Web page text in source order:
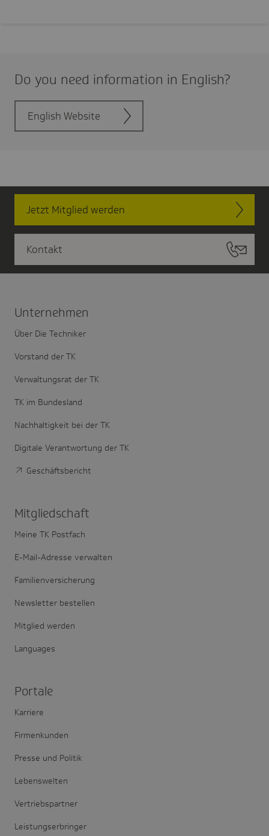
Do you need infor­ma­tion in English?
English Website
Jetzt Mitglied werden
Kontakt
Unter­nehmen
Über Die Techniker
Vorstand der TK
Verwaltungsrat der TK
TK im Bundesland
Nachhaltigkeit bei der TK
Digitale Verantwortung der TK
Geschäftsbericht
Mitglied­schaft
Meine TK Postfach
E-Mail-Adresse verwalten
Familienversicherung
Newsletter bestellen
Mitglied werden
Languages
Portale
Karriere
Firmenkunden
Presse und Politik
Lebenswelten
Vertriebspartner
Leistungserbringer